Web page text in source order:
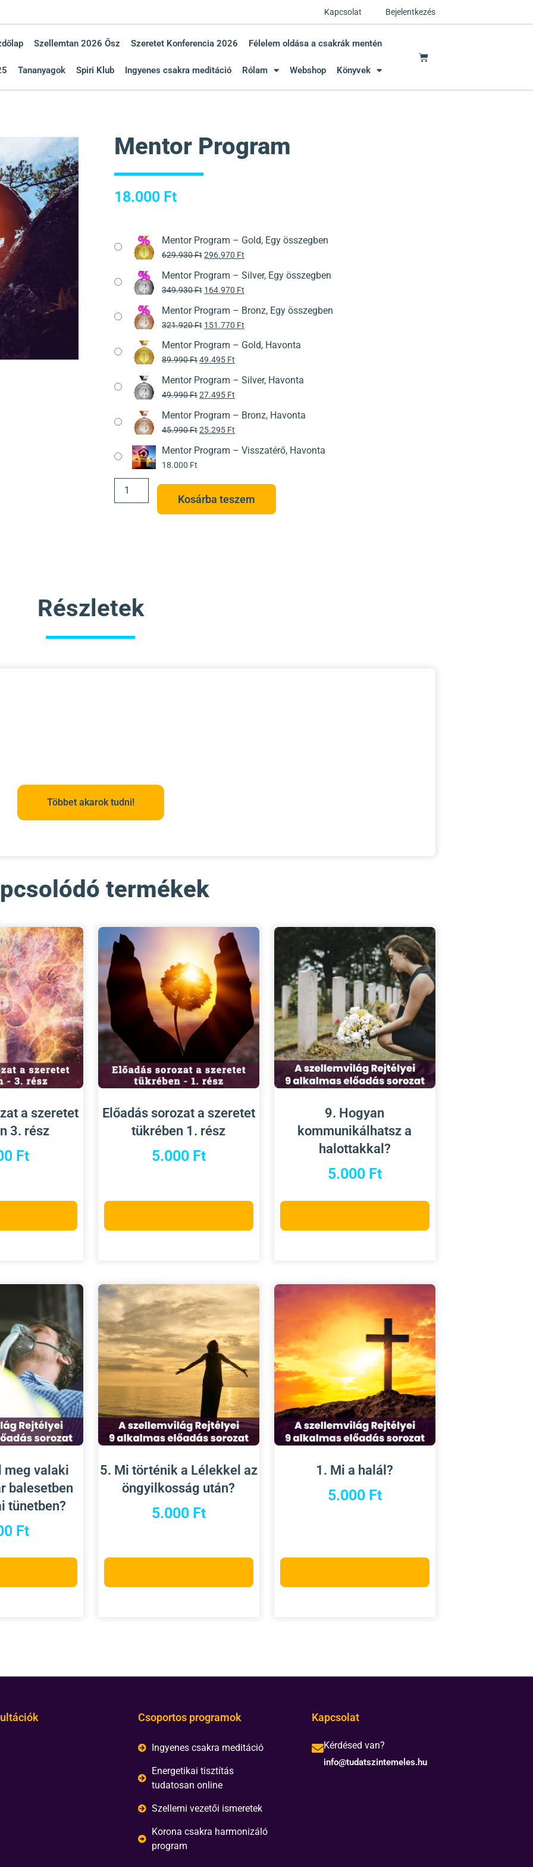
Kapcsolat Bejelentkezés
Szellemtan 2026 Ősz Szeretet Konferencia 2026 Félelem oldása a csakrák mentén
Tananyagok Spiri Klub Ingyenes csakra meditáció Rólam Webshop Könyvek
Mentor Program
18.000 Ft
Mentor Program – Gold, Egy összegben
629.930Ft296.970 Ft
Mentor Program – Silver, Egy összegben
349.930Ft 164.970 Ft
Mentor Program – Bronz, Egy összegben
321.920Ft 151.770 Ft
Mentor Program – Gold, Havonta
89.990Ft49.495 Ft
Mentor Program – Silver, Havonta
49.990Ft27.495 Ft
Mentor Program – Bronz, Havonta
45.990Ft25.295 Ft
Mentor Program – Visszatérő, Havonta
18.000 Ft
Kosárba teszem
Részletek
Többet akarok tudni!
termékek
a szeretet
3. rész
Ft
Előadás sorozat a szeretet
tükrében 1. rész
5.000 Ft
9. Hogyan
kommunikálhatsz a
halottakkal?
5.000 Ft
meg valaki
balesetben
tünetben?
Ft
5. Mi történik a Lélekkel az
öngyilkosság után?
5.000 Ft
1. Mi a halál?
5.000 Ft
Csoportos programok
Ingyenes csakra meditáció
Energetikai tisztítás
tudatosan online
Szellemi vezetői ismeretek
Korona csakra harmonizáló
program
Kapcsolat
Kérdésed van?
info@tudatszintemeles.hu